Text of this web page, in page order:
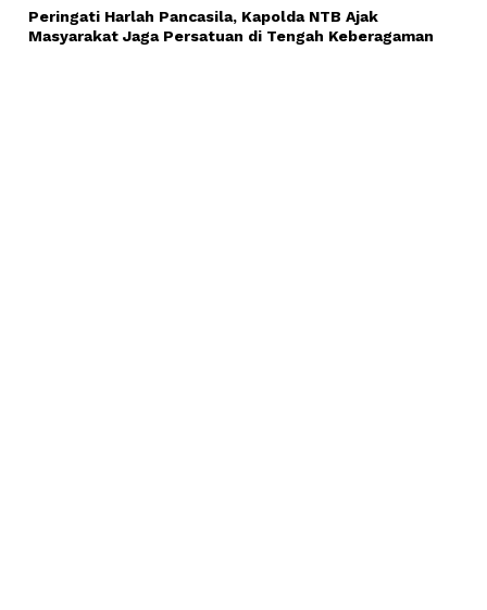
Peringati Harlah Pancasila, Kapolda NTB Ajak
Masyarakat Jaga Persatuan di Tengah Keberagaman